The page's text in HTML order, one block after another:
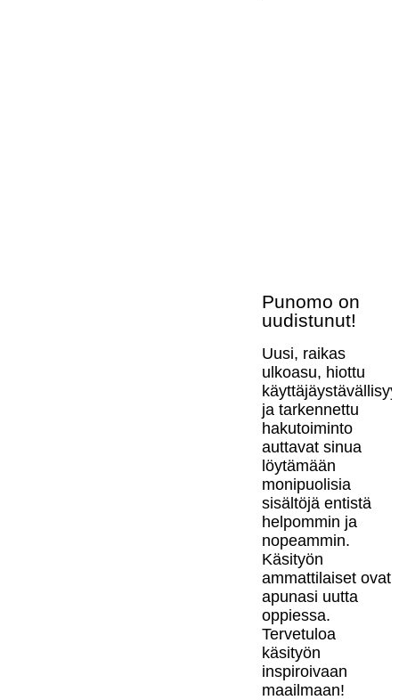
Punomo on
uudistunut!
Uusi, raikas
ulkoasu, hiottu
ja tarkennettu
hakutoiminto
auttavat sinua
löytämään
monipuolisia
sisältöjä entistä
helpommin ja
nopeammin.
Käsityön
ammattilaiset ovat
apunasi uutta
oppiessa.
Tervetuloa
käsityön
inspiroivaan
maailmaan!